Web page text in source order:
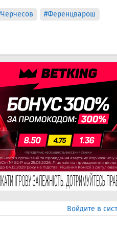
#Ференцварош
Войдите в